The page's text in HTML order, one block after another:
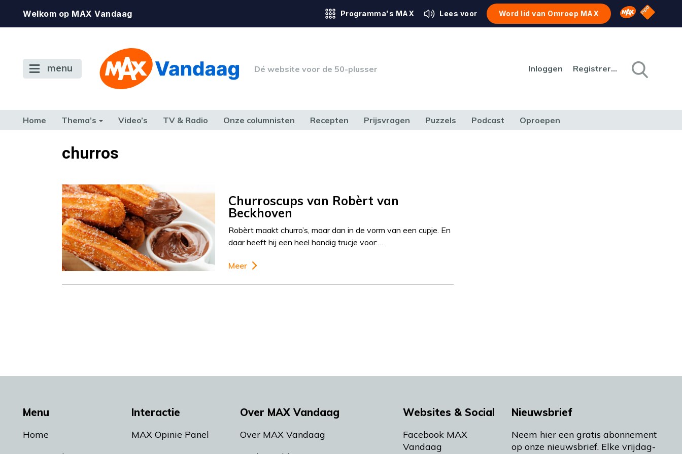
Welkom op MAX Vandaag Programma's MAX Lees voor Word lid van Omroep MAX Omroep MAX
NPO
menu Dé website voor de 50-plusser Inloggen Registreren
Home Thema’s Video’s TV & Radio Onze columnisten Recepten Prijsvragen Puzzels Podcast Oproepen
TERUG NAAR TOENchurros
Churroscups van Robèrt van
Beckhoven
Robèrt maakt churro’s, maar dan in de vorm van een cupje. En
daar heeft hij een heel handig trucje voor:…
Meer
Menu
Home
Interactie
MAX Opinie Panel
Over MAX Vandaag
Over MAX Vandaag
Websites & Social
Facebook MAX
Vandaag
Nieuwsbrief
Neem hier een gratis abonnement
op onze nieuwsbrief. Elke vrijdag-